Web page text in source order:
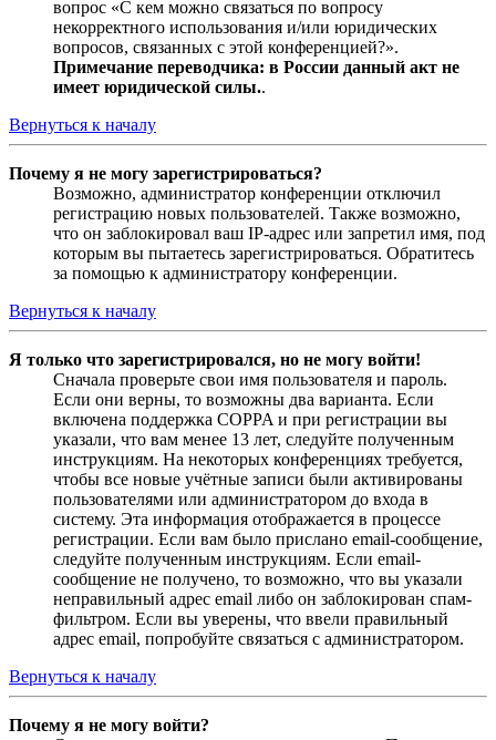
вопрос «С кем можно связаться по вопросу
некорректного использования и/или юридических
вопросов, связанных с этой конференцией?».
Примечание переводчика: в России данный акт не
имеет юридической силы..
Вернуться к началу
Почему я не могу зарегистрироваться?
Возможно, администратор конференции отключил
регистрацию новых пользователей. Также возможно,
что он заблокировал ваш IP-адрес или запретил имя, под
которым вы пытаетесь зарегистрироваться. Обратитесь
за помощью к администратору конференции.
Вернуться к началу
Я только что зарегистрировался, но не могу войти!
Сначала проверьте свои имя пользователя и пароль.
Если они верны, то возможны два варианта. Если
включена поддержка COPPA и при регистрации вы
указали, что вам менее 13 лет, следуйте полученным
инструкциям. На некоторых конференциях требуется,
чтобы все новые учётные записи были активированы
пользователями или администратором до входа в
систему. Эта информация отображается в процессе
регистрации. Если вам было прислано email-сообщение,
следуйте полученным инструкциям. Если email-
сообщение не получено, то возможно, что вы указали
неправильный адрес email либо он заблокирован спам-
фильтром. Если вы уверены, что ввели правильный
адрес email, попробуйте связаться с администратором.
Вернуться к началу
Почему я не могу войти?